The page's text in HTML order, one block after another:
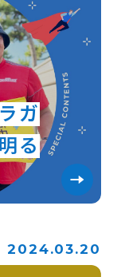
ガ
る
2024.03.20